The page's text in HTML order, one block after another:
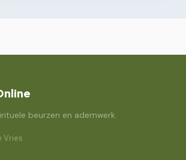
beurzen en ademwerk.
Vries